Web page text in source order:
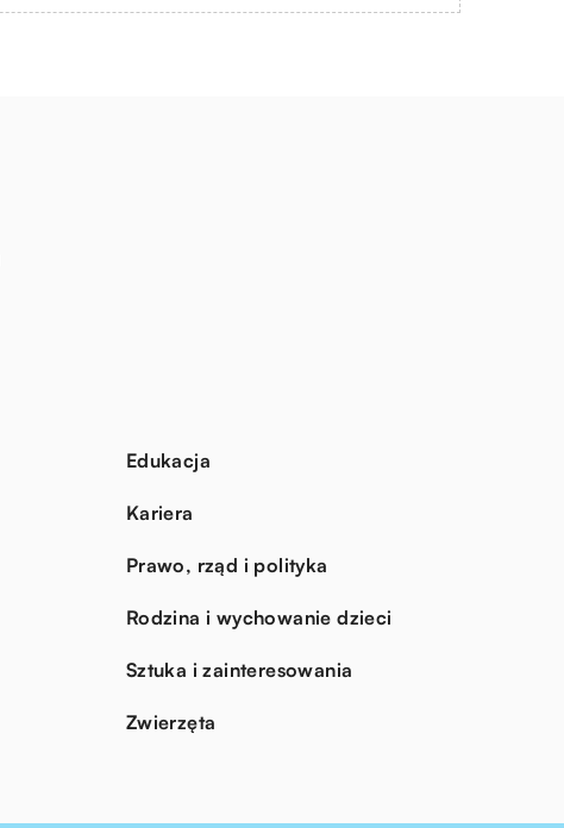
Edukacja
Kariera
Prawo, rząd i polityka
Rodzina i wychowanie dzieci
Sztuka i zainteresowania
Zwierzęta